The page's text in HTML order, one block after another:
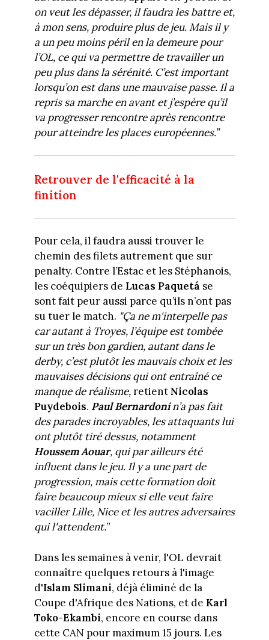
on veut les dépasser, il faudra les battre et,
à mon sens, produire plus de jeu. Mais il y
a un peu moins péril en la demeure pour
l’OL, ce qui va permettre de travailler un
peu plus dans la sérénité. C’est important
lorsqu’on est dans une mauvaise passe. Il a
repris sa marche en avant et j’espère qu’il
va progresser rencontre après rencontre
pour atteindre les places européennes.”
Retrouver de l'efficacité à la
finition
Pour cela, il faudra aussi trouver le
chemin des filets autrement que sur
penalty. Contre l’Estac et les Stéphanois,
les coéquipiers de Lucas Paquetá se
sont fait peur aussi parce qu’ils n’ont pas
su tuer le match. "Ça ne m'interpelle pas
car autant à Troyes, l’équipe est tombée
sur un très bon gardien, autant dans le
derby, c’est plutôt les mauvais choix et les
mauvaises décisions qui ont entraîné ce
manque de réalisme,retientNicolas
Puydebois. Paul Bernardonin’a pas fait
des parades incroyables, les attaquants lui
ont plutôt tiré dessus, notamment
Houssem Aouar, qui par ailleurs été
influent dans le jeu. Il y a une part de
progression, mais cette formation doit
faire beaucoup mieux si elle veut faire
vaciller Lille, Nice et les autres adversaires
qui l'attendent.”
Dans les semaines à venir, l'OL devrait
connaître quelques retours à l'image
d'Islam Slimani, déjà éliminé de la
Coupe d'Afrique des Nations, et de Karl
Toko-Ekambi, encore en course dans
cette CAN pour maximum 15 jours. Les